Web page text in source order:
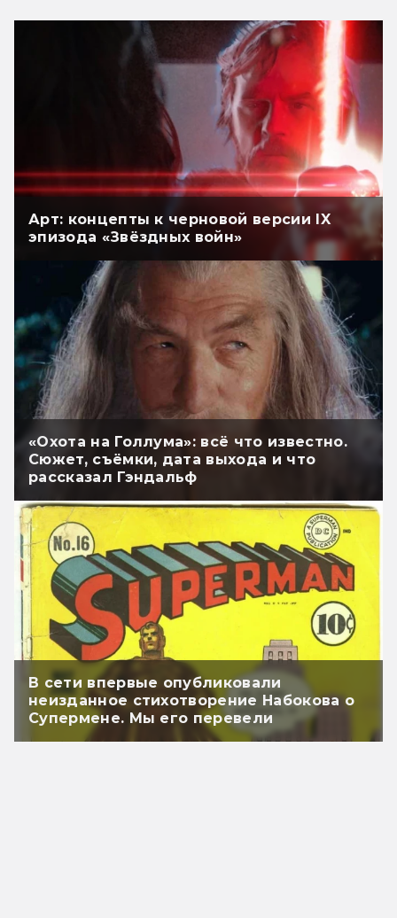
Арт: концепты к черновой версии IX
эпизода «Звёздных войн»
«Охота на Голлума»: всё что известно.
Сюжет, съёмки, дата выхода и что
рассказал Гэндальф
В сети впервые опубликовали
неизданное стихотворение Набокова о
Супермене. Мы его перевели